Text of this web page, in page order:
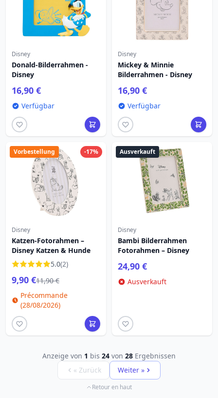
Disney
Donald-Bilderrahmen -
Disney
16,90 €
Verfügbar
Disney
Mickey & Minnie
Bilderrahmen - Disney
16,90 €
Verfügbar
-17%
Vorbestellung
Disney
Katzen-Fotorahmen –
Disney Katzen & Hunde
5.0(2)
9,90 €11,90 €
Précommande
(28/08/2026)
Ausverkauft
Disney
Bambi Bilderrahmen
Fotorahmen – Disney
24,90 €
Ausverkauft
Anzeige von 1 bis 24 von 28 Ergebnissen
« Zurück
Weiter »
Retour en haut